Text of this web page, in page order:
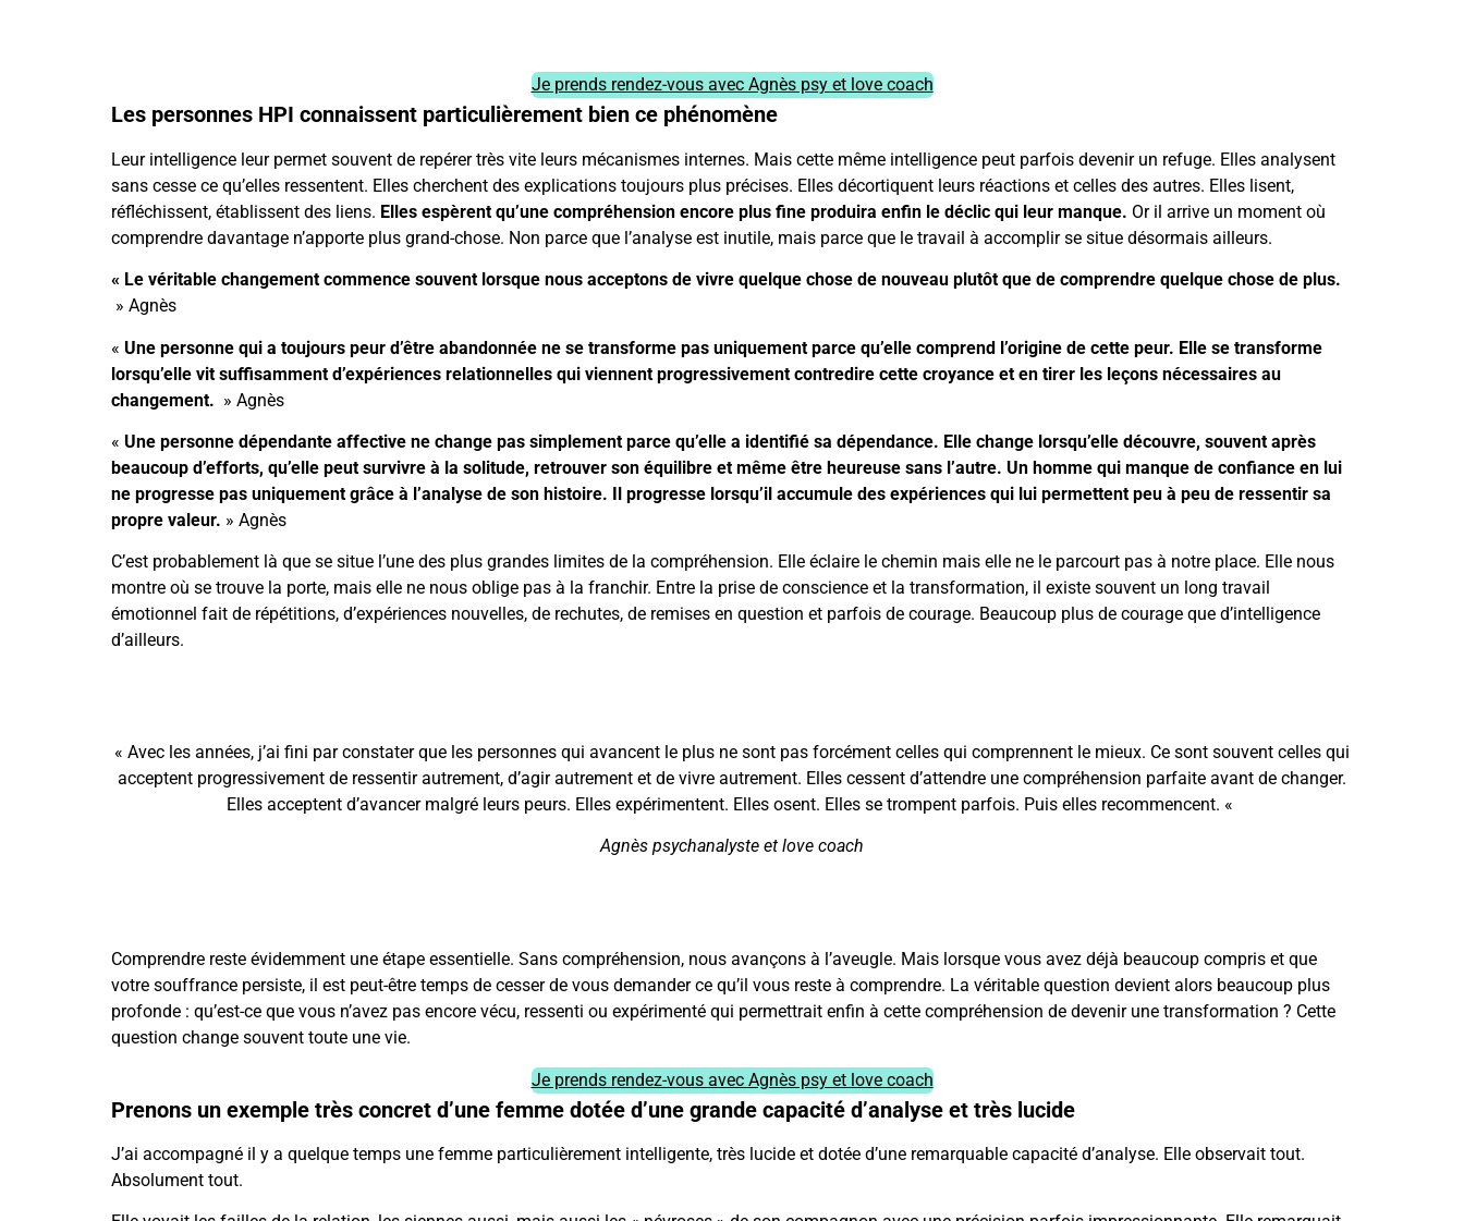
Je prends rendez-vous avec Agnès psy et love coach
Les personnes HPI connaissent particulièrement bien ce phénomène
Leur intelligence leur permet souvent de repérer très vite leurs mécanismes internes. Mais cette même intelligence peut parfois devenir un refuge. Elles analysent
sans cesse ce qu’elles ressentent. Elles cherchent des explications toujours plus précises. Elles décortiquent leurs réactions et celles des autres. Elles lisent,
réfléchissent, établissent des liens. Elles espèrent qu’une compréhension encore plus fine produira enfin le déclic qui leur manque. Or il arrive un moment où
comprendre davantage n’apporte plus grand-chose. Non parce que l’analyse est inutile, mais parce que le travail à accomplir se situe désormais ailleurs.
« Le véritable changement commence souvent lorsque nous acceptons de vivre quelque chose de nouveau plutôt que de comprendre quelque chose de plus.
» Agnès
« Une personne qui a toujours peur d’être abandonnée ne se transforme pas uniquement parce qu’elle comprend l’origine de cette peur. Elle se transforme
lorsqu’elle vit suffisamment d’expériences relationnelles qui viennent progressivement contredire cette croyance et en tirer les leçons nécessaires au
changement. » Agnès
« Une personne dépendante affective ne change pas simplement parce qu’elle a identifié sa dépendance. Elle change lorsqu’elle découvre, souvent après
beaucoup d’efforts, qu’elle peut survivre à la solitude, retrouver son équilibre et même être heureuse sans l’autre. Un homme qui manque de confiance en lui
ne progresse pas uniquement grâce à l’analyse de son histoire. Il progresse lorsqu’il accumule des expériences qui lui permettent peu à peu de ressentir sa
propre valeur. » Agnès
C’est probablement là que se situe l’une des plus grandes limites de la compréhension. Elle éclaire le chemin mais elle ne le parcourt pas à notre place. Elle nous
montre où se trouve la porte, mais elle ne nous oblige pas à la franchir. Entre la prise de conscience et la transformation, il existe souvent un long travail
émotionnel fait de répétitions, d’expériences nouvelles, de rechutes, de remises en question et parfois de courage. Beaucoup plus de courage que d’intelligence
d’ailleurs.
« Avec les années, j’ai fini par constater que les personnes qui avancent le plus ne sont pas forcément celles qui comprennent le mieux. Ce sont souvent celles qui
acceptent progressivement de ressentir autrement, d’agir autrement et de vivre autrement. Elles cessent d’attendre une compréhension parfaite avant de changer.
Elles acceptent d’avancer malgré leurs peurs. Elles expérimentent. Elles osent. Elles se trompent parfois. Puis elles recommencent. «
Agnès psychanalyste et love coach
Comprendre reste évidemment une étape essentielle. Sans compréhension, nous avançons à l’aveugle. Mais lorsque vous avez déjà beaucoup compris et que
votre souffrance persiste, il est peut-être temps de cesser de vous demander ce qu’il vous reste à comprendre. La véritable question devient alors beaucoup plus
profonde : qu’est-ce que vous n’avez pas encore vécu, ressenti ou expérimenté qui permettrait enfin à cette compréhension de devenir une transformation ? Cette
question change souvent toute une vie.
Je prends rendez-vous avec Agnès psy et love coach
Prenons un exemple très concret d’une femme dotée d’une grande capacité d’analyse et très lucide
J’ai accompagné il y a quelque temps une femme particulièrement intelligente, très lucide et dotée d’une remarquable capacité d’analyse. Elle observait tout.
Absolument tout.